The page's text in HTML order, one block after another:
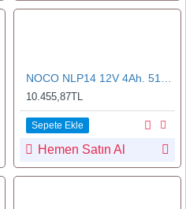
10.455,87TL
Sepete Ekle
Hemen Satın Al